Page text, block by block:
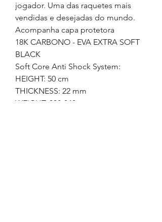
jogador. Uma das raquetes mais
vendidas e desejadas do mundo.
Acompanha capa protetora
18K CARBONO - EVA EXTRA SOFT
BLACK
Soft Core Anti Shock System:
HEIGHT: 50 cm
THICKNESS: 22 mm
WEIGHT: 330-340 g